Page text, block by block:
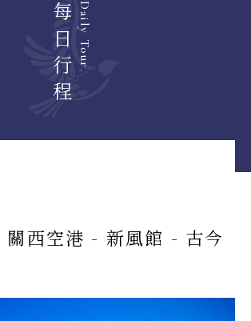
Daily Tour
每日行程
西空港 - 新風館 - 古今